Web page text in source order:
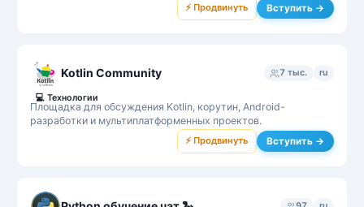
⚡ Продвинуть Вступить →
Kotlin Community 7 тыс. ru
Площадка для обсуждения Kotlin, корутин, Android-
разработки и мультиплатформенных проектов.
💻 Технологии
⚡ Продвинуть Вступить →